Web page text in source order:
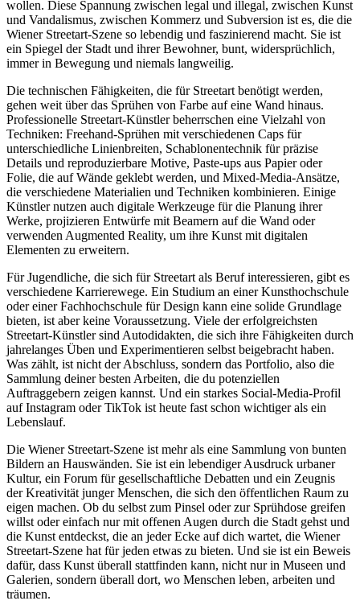
wollen. Diese Spannung zwischen legal und illegal, zwischen Kunst
und Vandalismus, zwischen Kommerz und Subversion ist es, die die
Wiener Streetart-Szene so lebendig und faszinierend macht. Sie ist
ein Spiegel der Stadt und ihrer Bewohner, bunt, widersprüchlich,
immer in Bewegung und niemals langweilig.
Die technischen Fähigkeiten, die für Streetart benötigt werden,
gehen weit über das Sprühen von Farbe auf eine Wand hinaus.
Professionelle Streetart-Künstler beherrschen eine Vielzahl von
Techniken: Freehand-Sprühen mit verschiedenen Caps für
unterschiedliche Linienbreiten, Schablonentechnik für präzise
Details und reproduzierbare Motive, Paste-ups aus Papier oder
Folie, die auf Wände geklebt werden, und Mixed-Media-Ansätze,
die verschiedene Materialien und Techniken kombinieren. Einige
Künstler nutzen auch digitale Werkzeuge für die Planung ihrer
Werke, projizieren Entwürfe mit Beamern auf die Wand oder
verwenden Augmented Reality, um ihre Kunst mit digitalen
Elementen zu erweitern.
Für Jugendliche, die sich für Streetart als Beruf interessieren, gibt es
verschiedene Karrierewege. Ein Studium an einer Kunsthochschule
oder einer Fachhochschule für Design kann eine solide Grundlage
bieten, ist aber keine Voraussetzung. Viele der erfolgreichsten
Streetart-Künstler sind Autodidakten, die sich ihre Fähigkeiten durch
jahrelanges Üben und Experimentieren selbst beigebracht haben.
Was zählt, ist nicht der Abschluss, sondern das Portfolio, also die
Sammlung deiner besten Arbeiten, die du potenziellen
Auftraggebern zeigen kannst. Und ein starkes Social-Media-Profil
auf Instagram oder TikTok ist heute fast schon wichtiger als ein
Lebenslauf.
Die Wiener Streetart-Szene ist mehr als eine Sammlung von bunten
Bildern an Hauswänden. Sie ist ein lebendiger Ausdruck urbaner
Kultur, ein Forum für gesellschaftliche Debatten und ein Zeugnis
der Kreativität junger Menschen, die sich den öffentlichen Raum zu
eigen machen. Ob du selbst zum Pinsel oder zur Sprühdose greifen
willst oder einfach nur mit offenen Augen durch die Stadt gehst und
die Kunst entdeckst, die an jeder Ecke auf dich wartet, die Wiener
Streetart-Szene hat für jeden etwas zu bieten. Und sie ist ein Beweis
dafür, dass Kunst überall stattfinden kann, nicht nur in Museen und
Galerien, sondern überall dort, wo Menschen leben, arbeiten und
träumen.